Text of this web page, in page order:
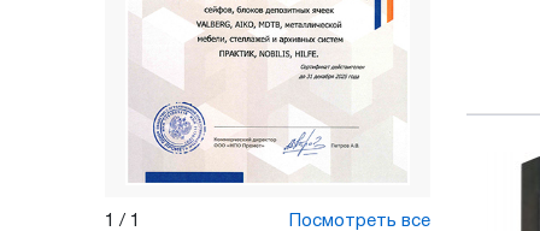
1 / 1 Посмотреть все